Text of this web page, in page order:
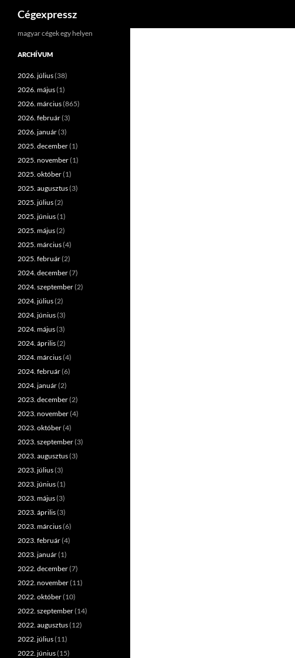
Kilépés
Cégexpressz
magyar cégek egy helyen
ARCHÍVUM
2026. július(38)
2026. május(1)
2026. március(865)
2026. február(3)
2026. január(3)
2025. december(1)
2025. november(1)
2025. október(1)
2025. augusztus(3)
2025. július(2)
2025. június(1)
2025. május(2)
2025. március(4)
2025. február(2)
2024. december(7)
2024. szeptember(2)
2024. július(2)
2024. június(3)
2024. május(3)
2024. április(2)
2024. március(4)
2024. február(6)
2024. január(2)
2023. december(2)
2023. november(4)
2023. október(4)
2023. szeptember(3)
2023. augusztus(3)
2023. július(3)
2023. június(1)
2023. május(3)
2023. április(3)
2023. március(6)
2023. február(4)
2023. január(1)
2022. december(7)
2022. november(11)
2022. október(10)
2022. szeptember(14)
2022. augusztus(12)
2022. július(11)
2022. június(15)